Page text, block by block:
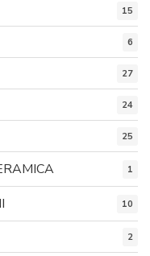
15
6
27
24
25
1
10
2